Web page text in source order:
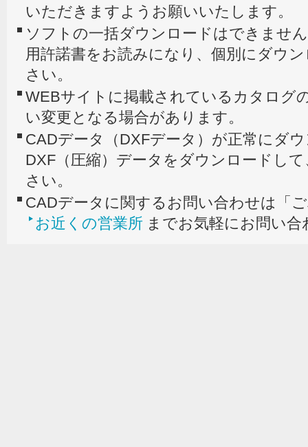
いただきますようお願いいたします。
ソフトの一括ダウンロードはできませ
用許諾書をお読みになり、個別にダウ
さい。
WEBサイトに掲載されているカタログ
い変更となる場合があります。
CADデータ（DXFデータ）が正常にダ
DXF（圧縮）データをダウンロードし
さい。
CADデータに関するお問い合わせは「
お近くの営業所 までお気軽にお問い